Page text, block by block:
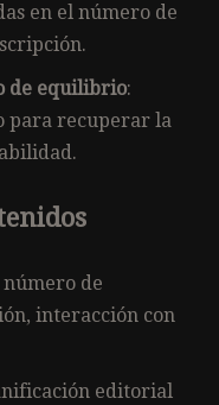
en el número de
de equilibrio:
para recuperar la
número de
interacción con
editorial